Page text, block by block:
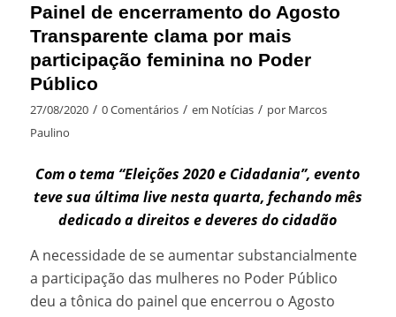
Painel de encerramento do Agosto
Transparente clama por mais
participação feminina no Poder
Público
27/08/2020 / 0 Comentários / em Notícias / por Marcos
Paulino
Com o tema “Eleições 2020 e Cidadania”, evento
teve sua última live nesta quarta, fechando mês
dedicado a direitos e deveres do cidadão
A necessidade de se aumentar substancialmente
a participação das mulheres no Poder Público
deu a tônica do painel que encerrou o Agosto